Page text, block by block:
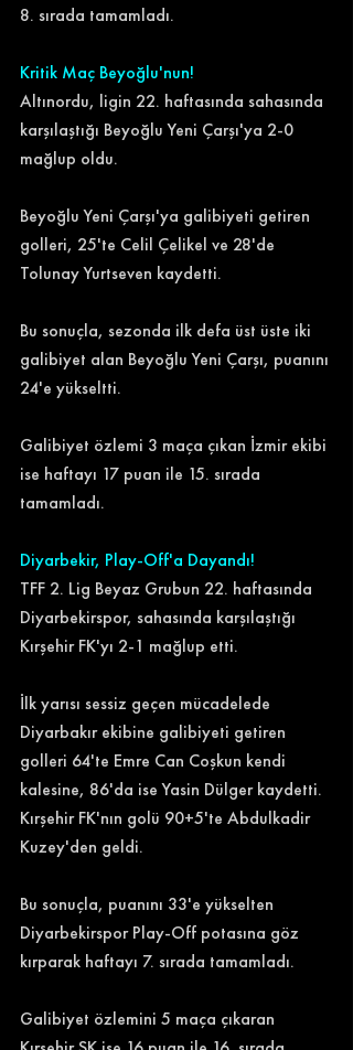
8. sırada tamamladı.
Kritik Maç Beyoğlu'nun!
Altınordu, ligin 22. haftasında sahasında
karşılaştığı Beyoğlu Yeni Çarşı'ya 2-0
mağlup oldu.
Beyoğlu Yeni Çarşı'ya galibiyeti getiren
golleri, 25'te Celil Çelikel ve 28'de
Tolunay Yurtseven kaydetti.
Bu sonuçla, sezonda ilk defa üst üste iki
galibiyet alan Beyoğlu Yeni Çarşı, puanını
24'e yükseltti.
Galibiyet özlemi 3 maça çıkan İzmir ekibi
ise haftayı 17 puan ile 15. sırada
tamamladı.
Diyarbekir, Play-Off'a Dayandı!
TFF 2. Lig Beyaz Grubun 22. haftasında
Diyarbekirspor, sahasında karşılaştığı
Kırşehir FK'yı 2-1 mağlup etti.
İlk yarısı sessiz geçen mücadelede
Diyarbakır ekibine galibiyeti getiren
golleri 64'te Emre Can Coşkun kendi
kalesine, 86'da ise Yasin Dülger kaydetti.
Kırşehir FK'nın golü 90+5'te Abdulkadir
Kuzey'den geldi.
Bu sonuçla, puanını 33'e yükselten
Diyarbekirspor Play-Off potasına göz
kırparak haftayı 7. sırada tamamladı.
Galibiyet özlemini 5 maça çıkaran